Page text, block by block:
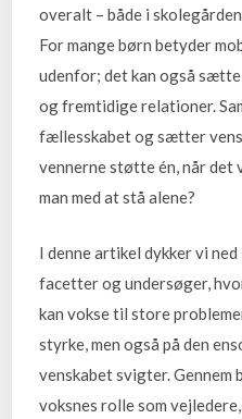
overalt – både i
For mange børn betyder
udenfor; det kan også
og fremtidige relationer.
fællesskabet og sætter
vennerne støtte én, når
man med at stå alene?
I denne artikel dykker vi
facetter og undersøger,
kan vokse til store
styrke, men også på den
venskabet svigter. Gennem
voksnes rolle som